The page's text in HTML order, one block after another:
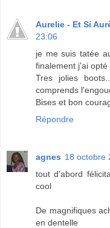
Aurelie - Et Si
23:06
je me suis tatée
finalement j'ai opté
Tres jolies
comprends
Bises et bon
Répondre
agnes 18 octobre
tout d'abord
cool
De magnifiques
en dentelle